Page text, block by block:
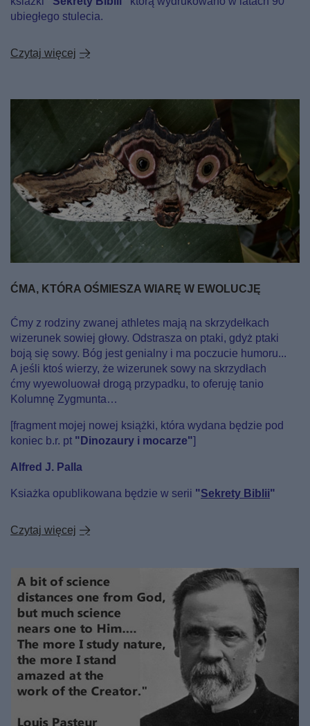
ubiegłego stulecia.
Czytaj więcej
ĆMA, KTÓRA OŚMIESZA WIARĘ W EWOLUCJĘ
Ćmy z rodziny zwanej athletes mają na skrzydełkach
wizerunek sowiej głowy. Odstrasza on ptaki, gdyż ptaki
boją się sowy. Bóg jest genialny i ma poczucie humoru...
A jeśli ktoś wierzy, że wizerunek sowy na skrzydłach
ćmy wyewoluował drogą przypadku, to oferuję tanio
Kolumnę Zygmunta…
[fragment mojej nowej książki, która wydana będzie pod
koniec b.r. pt "Dinozaury i mocarze"]
Alfred J. Palla
Ksiażka opublikowana będzie w serii "Sekrety Biblii"
Czytaj więcej